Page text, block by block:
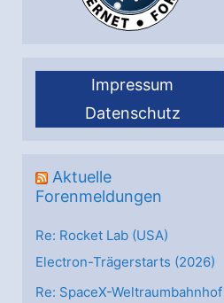
Impressum
Datenschutz
Aktuelle
Forenmeldungen
Re: Rocket Lab (USA)
Electron-Trägerstarts (2026)
Re: SpaceX-Weltraumbahnhof